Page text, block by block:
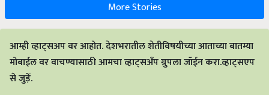
More Stories
आम्ही व्हाट्सअप वर आहोत. देशभरातील शेतीविषयीच्या आताच्या बातम्या
मोबाईल वर वाचण्यासाठी आमचा व्हाट्सअँप ग्रुपला जॉईन करा.व्हाट्सएप
से जुड़ें.